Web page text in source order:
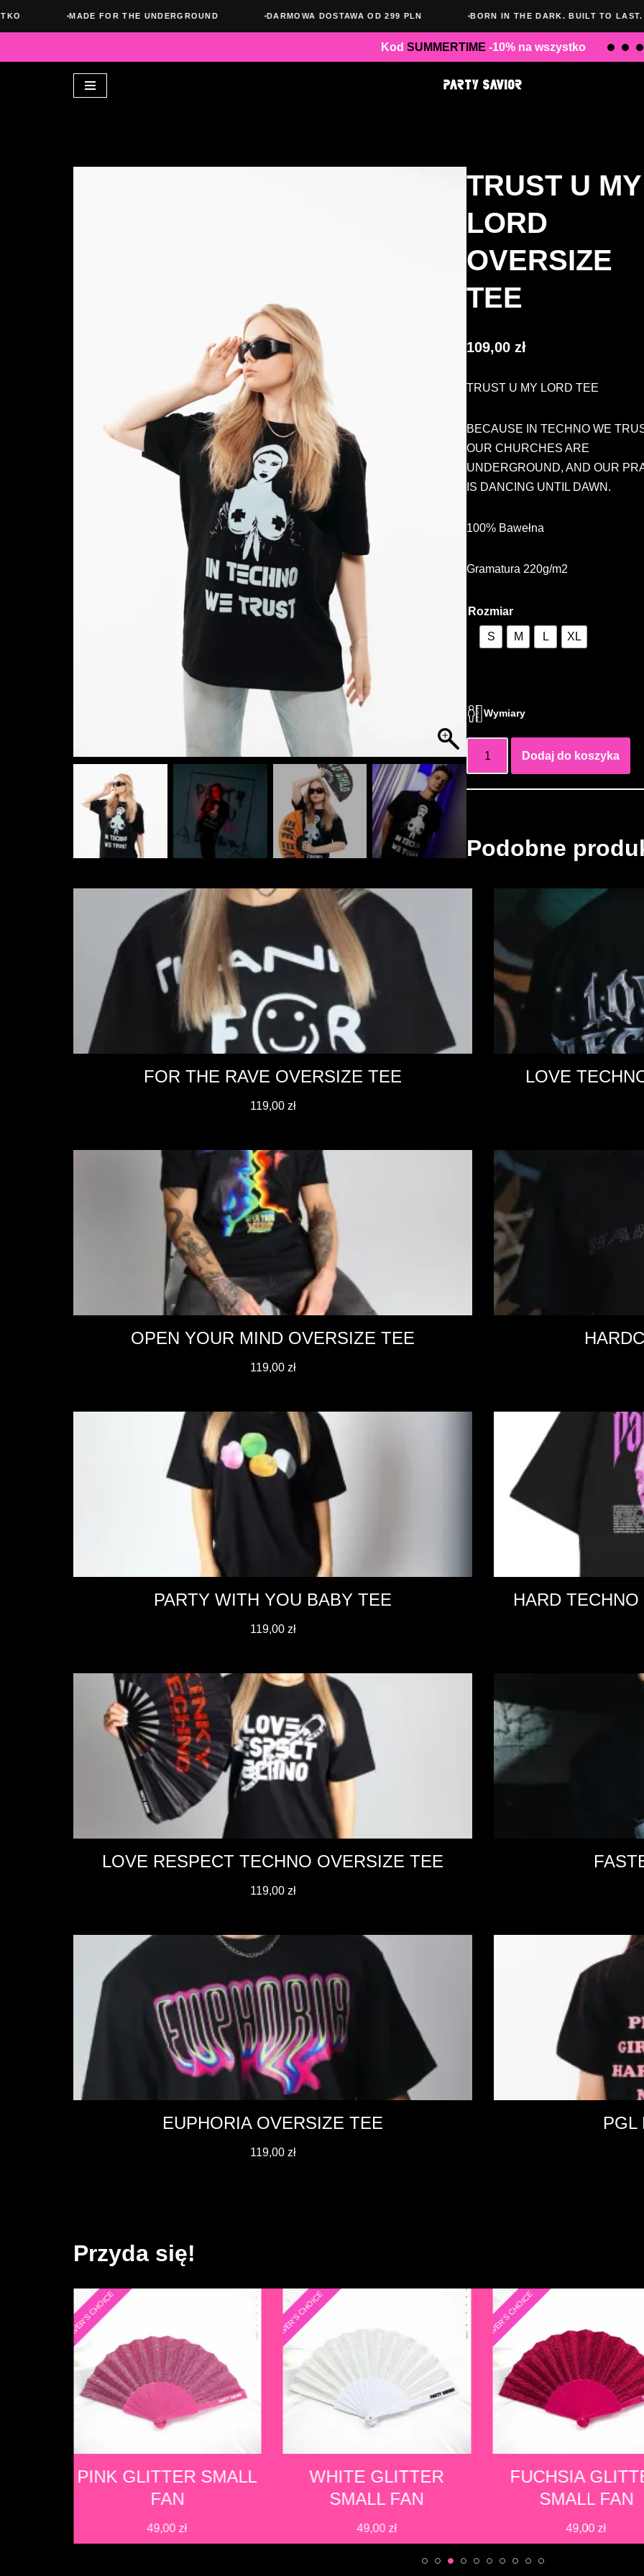
MADE FOR THE UNDERGROUND DARMOWA DOSTAWA OD 299 PLN BORN IN THE DARK. BUILT TO LAST.
Kod SUMMERTIME -10% na wszystko
TRUST U MY
LORD
OVERSIZE
TEE
109,00zł
TRUST U MY LORD TEE
BECAUSE IN TECHNO WE
OUR CHURCHES ARE
UNDERGROUND, AND OUR
IS DANCING UNTIL DAWN.
100% Bawełna
Gramatura 220g/m2
Rozmiar
S M L XL
Wymiary
Dodaj do koszyka
Podobne
FOR THE RAVE OVERSIZE TEE
119,00 zł
LOVE
OPEN YOUR MIND OVERSIZE TEE
119,00 zł
PARTY WITH YOU BABY TEE
119,00 zł
HARD
LOVE RESPECT TECHNO OVERSIZE TEE
119,00 zł
EUPHORIA OVERSIZE TEE
119,00 zł
PGL
Przyda się!
RAVER'S CHOICE
PINK GLITTER SMALL
FAN
49,00 zł
RAVER'S CHOICE
WHITE GLITTER
SMALL FAN
49,00 zł
RAVER'S CHOICE
FUCHSIA
SMALL FAN
49,00 zł